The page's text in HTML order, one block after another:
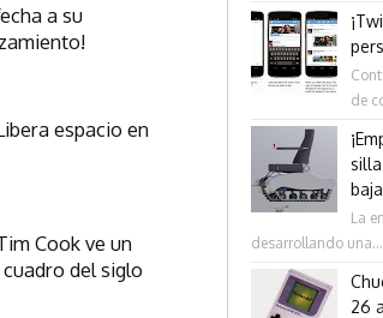
a su
espacio en
Cook ve un
del siglo
de
La
desarrollando una...
26